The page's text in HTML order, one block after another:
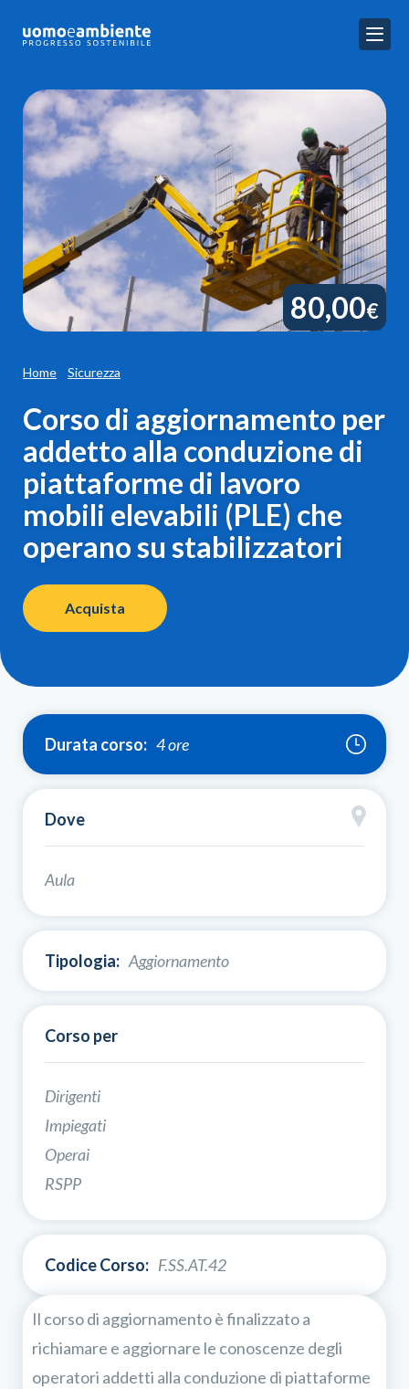
80,00€
Home Sicurezza
Corso di aggiornamento per
addetto alla conduzione di
piattaforme di lavoro
mobili elevabili (PLE) che
operano su stabilizzatori
Acquista
Durata corso: 4 ore
Dove
Aula
Tipologia: Aggiornamento
Corso per
Dirigenti
Impiegati
Operai
RSPP
Codice Corso: F.SS.AT.42
Il corso di aggiornamento è finalizzato a
richiamare e aggiornare le conoscenze degli
operatori addetti alla conduzione di piattaforme